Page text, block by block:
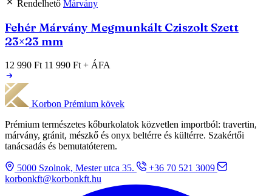
Rendelhető Márvány
Fehér Márvány Megmunkált Cziszolt Szett
23×23 mm
12 990 Ft 11 990 Ft + ÁFA
Korbon Prémium kövek
Prémium természetes kőburkolatok közvetlen importból: travertin,
márvány, gránit, mészkő és onyx beltérre és kültérre. Szakértői
tanácsadás és bemutatóterem.
5000 Szolnok, Mester utca 35.
+36 70 521 3009
korbonkft@korbonkft.hu